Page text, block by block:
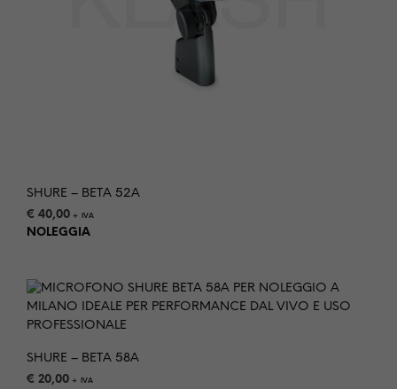
SHURE – BETA 52A
€ 40,00 + IVA
NOLEGGIA
SHURE – BETA 58A
€ 20,00 + IVA